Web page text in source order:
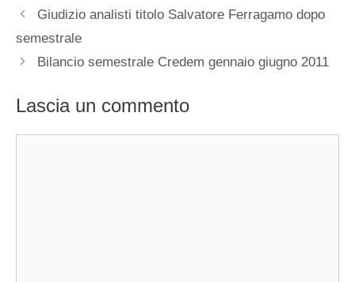
Giudizio analisti titolo Salvatore Ferragamo dopo
semestrale
Bilancio semestrale Credem gennaio giugno 2011
Lascia un commento